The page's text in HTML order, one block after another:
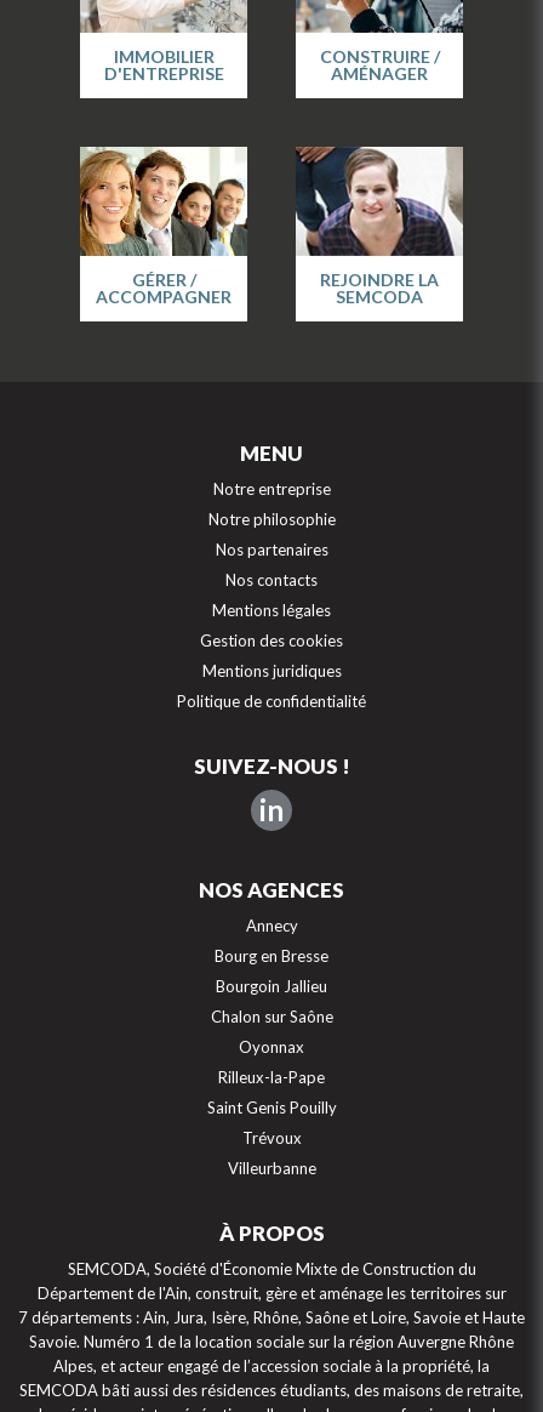
IMMOBILIER
D'ENTREPRISE
CONSTRUIRE /
AMÉNAGER
GÉRER /
ACCOMPAGNER
REJOINDRE LA
SEMCODA
MENU
Notre entreprise
Notre philosophie
Nos partenaires
Nos contacts
Mentions légales
Gestion des cookies
Mentions juridiques
Politique de confidentialité
SUIVEZ-NOUS !
in
NOS AGENCES
Annecy
Bourg en Bresse
Bourgoin Jallieu
Chalon sur Saône
Oyonnax
Rilleux-la-Pape
Saint Genis Pouilly
Trévoux
Villeurbanne
À PROPOS
SEMCODA, Société d'Économie Mixte de Construction du
Département de l'Ain, construit, gère et aménage les territoires sur
7 départements : Ain, Jura, Isère, Rhône, Saône et Loire, Savoie et Haute
Savoie. Numéro 1 de la location sociale sur la région Auvergne Rhône
Alpes, et acteur engagé de l’accession sociale à la propriété, la
SEMCODA bâti aussi des résidences étudiants, des maisons de retraite,